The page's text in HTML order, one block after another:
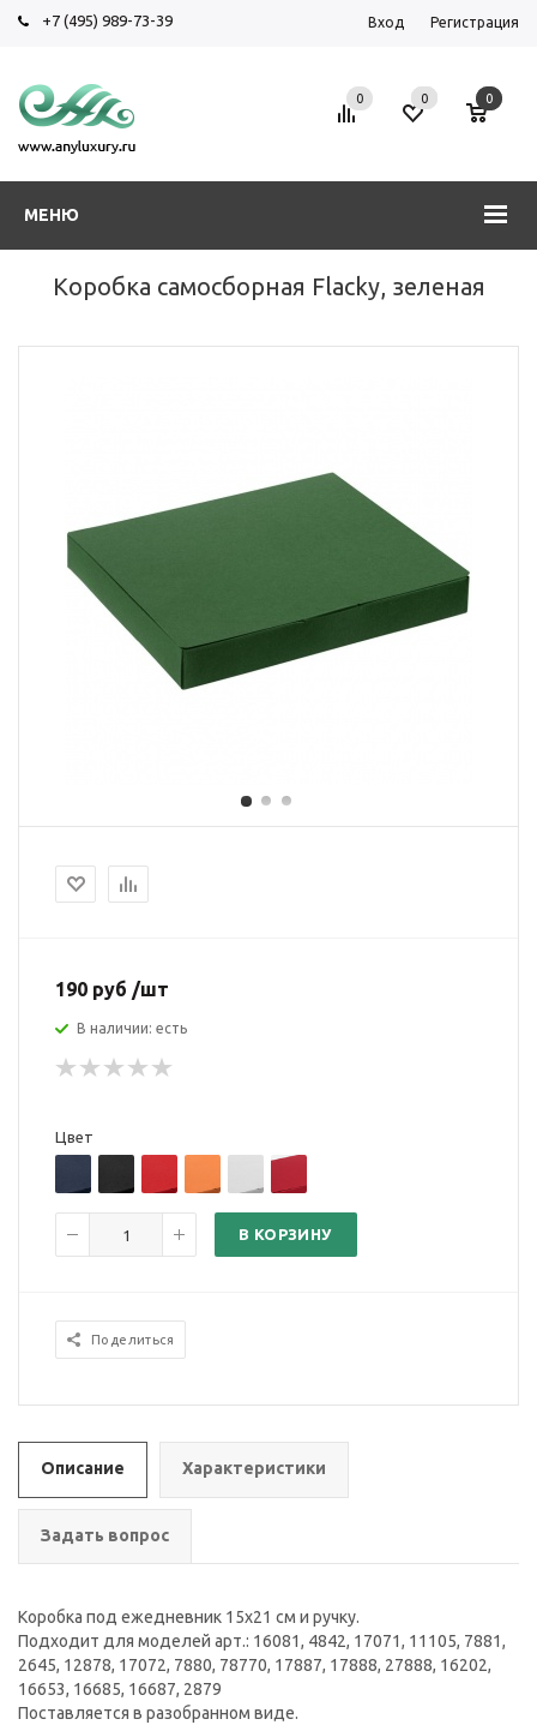
+7 (495) 989-73-39 Вход Регистрация
МЕНЮ
0 0 0
Коробка самосборная Flacky, зеленая
190 руб /шт
В наличии: есть
Цвет
В КОРЗИНУ
Поделиться
Описание Характеристики
Задать вопрос
Коробка под ежедневник 15х21 см и ручку.
Подходит для моделей арт.: 16081, 4842, 17071, 11105, 7881,
2645, 12878, 17072, 7880, 78770, 17887, 17888, 27888, 16202,
16653, 16685, 16687, 2879
Поставляется в разобранном виде.